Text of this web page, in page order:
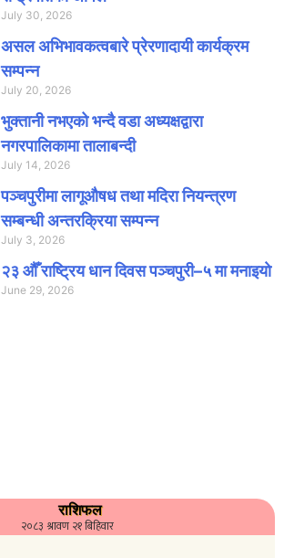
July 30, 2026
असल अभिभावकत्वबारे प्रेरणादायी कार्यक्रम
सम्पन्न
July 20, 2026
भुक्तानी नभएको भन्दै वडा अध्यक्षद्वारा
नगरपालिकामा तालाबन्दी
July 14, 2026
पञ्चपुरीमा लागूऔषध तथा मदिरा नियन्त्रण
सम्बन्धी अन्तरक्रिया सम्पन्न
July 3, 2026
२३ औँ राष्ट्रिय धान दिवस पञ्चपुरी–५ मा मनाइयाे
June 29, 2026